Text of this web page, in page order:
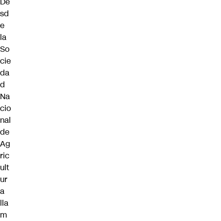
sd
e
la
So
cie
da
d
Na
cio
nal
de
Ag
ric
ult
ur
a
lla
m